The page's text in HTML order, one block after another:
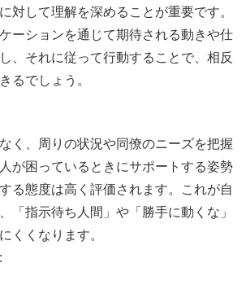
対して理解を深めることが重要です。
ーションを通じて期待される動きや仕
、それに従って行動することで、相反
るでしょう。
く、周りの状況や同僚のニーズを把握
が困っているときにサポートする姿勢
る態度は高く評価されます。これが自
「指示待ち人間」や「勝手に動くな」
くくなります。